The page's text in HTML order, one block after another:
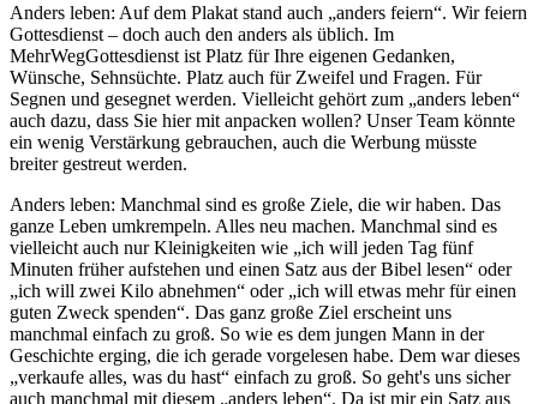
Anders leben: Auf dem Plakat stand auch „anders feiern“. Wir feiern
Gottesdienst – doch auch den anders als üblich. Im
MehrWegGottesdienst ist Platz für Ihre eigenen Gedanken,
Wünsche, Sehnsüchte. Platz auch für Zweifel und Fragen. Für
Segnen und gesegnet werden. Vielleicht gehört zum „anders leben“
auch dazu, dass Sie hier mit anpacken wollen? Unser Team könnte
ein wenig Verstärkung gebrauchen, auch die Werbung müsste
breiter gestreut werden.
Anders leben: Manchmal sind es große Ziele, die wir haben. Das
ganze Leben umkrempeln. Alles neu machen. Manchmal sind es
vielleicht auch nur Kleinigkeiten wie „ich will jeden Tag fünf
Minuten früher aufstehen und einen Satz aus der Bibel lesen“ oder
„ich will zwei Kilo abnehmen“ oder „ich will etwas mehr für einen
guten Zweck spenden“. Das ganz große Ziel erscheint uns
manchmal einfach zu groß. So wie es dem jungen Mann in der
Geschichte erging, die ich gerade vorgelesen habe. Dem war dieses
„verkaufe alles, was du hast“ einfach zu groß. So geht's uns sicher
auch manchmal mit diesem „anders leben“. Da ist mir ein Satz aus